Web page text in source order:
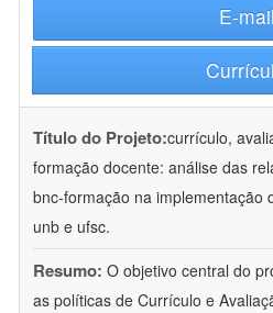
E-mail
Título do Projeto:currículo,
formação docente: análise das
bnc-formação na implementação
unb e ufsc.
Resumo: O objetivo central do
as políticas de Currículo e